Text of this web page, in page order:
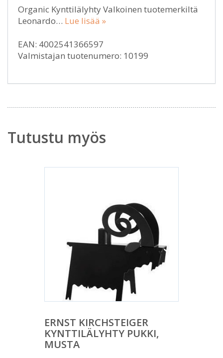
Organic Kynttilälyhty Valkoinen tuotemerkiltä
Leonardo… Lue lisää »
EAN: 4002541366597
Valmistajan tuotenumero: 10199
Tutustu myös
ERNST KIRCHSTEIGER
KYNTTILÄLYHTY PUKKI,
MUSTA